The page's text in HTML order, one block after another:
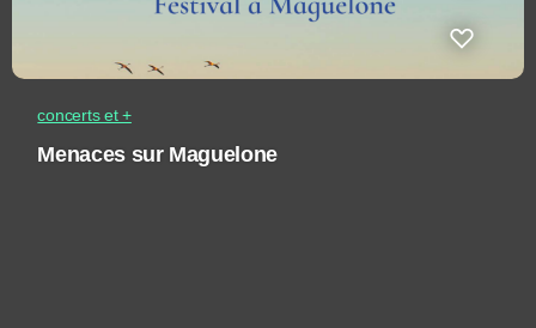
concerts et +
Menaces sur Maguelone